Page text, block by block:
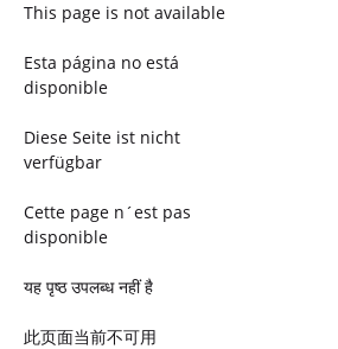
This page is not available
Esta página no está
disponible
Diese Seite ist nicht
verfügbar
Cette page n´est pas
disponible
यह पृष्ठ उपलब्ध नहीं है
此页面当前不可用